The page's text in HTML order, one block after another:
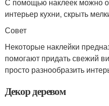
С помощью наклеек можно
интерьер кухни, скрыть
Совет
Некоторые наклейки
помогают придать свежий
просто разнообразить
Декор деревом